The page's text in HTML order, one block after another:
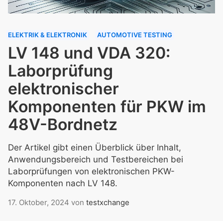
ELEKTRIK & ELEKTRONIK AUTOMOTIVE TESTING
LV 148 und VDA 320:
Laborprüfung
elektronischer
Komponenten für PKW im
48V-Bordnetz
Der Artikel gibt einen Überblick über Inhalt,
Anwendungsbereich und Testbereichen bei
Laborprüfungen von elektronischen PKW-
Komponenten nach LV 148.
17. Oktober, 2024 von testxchange